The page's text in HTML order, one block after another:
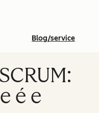
Blog/service
é e